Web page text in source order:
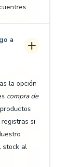
a
la opción
compra de
si
stock al